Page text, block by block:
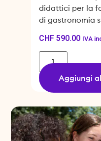
didattici per la
di gastronomia
CHF590.00 IVA
Aggiungi